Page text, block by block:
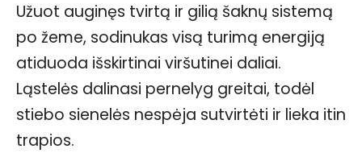
Užuot auginęs tvirtą ir gilią šaknų sistemą
po žeme, sodinukas visą turimą energiją
atiduoda išskirtinai viršutinei daliai.
Ląstelės dalinasi pernelyg greitai, todėl
stiebo sienelės nespėja sutvirtėti ir lieka itin
trapios.